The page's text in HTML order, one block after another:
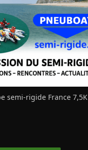
semi-rigide France 7,5K